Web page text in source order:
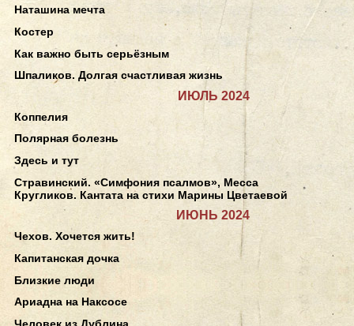
Наташина мечта
Костер
Как важно быть серьёзным
Шпаликов. Долгая счастливая жизнь
ИЮЛЬ 2024
Коппелия
Полярная болезнь
Здесь и тут
Стравинский. «Симфония псалмов», Месса
Кругликов. Кантата на стихи Марины Цветаевой
ИЮНЬ 2024
Чехов. Хочется жить!
Капитанская дочка
Близкие люди
Ариадна на Наксосе